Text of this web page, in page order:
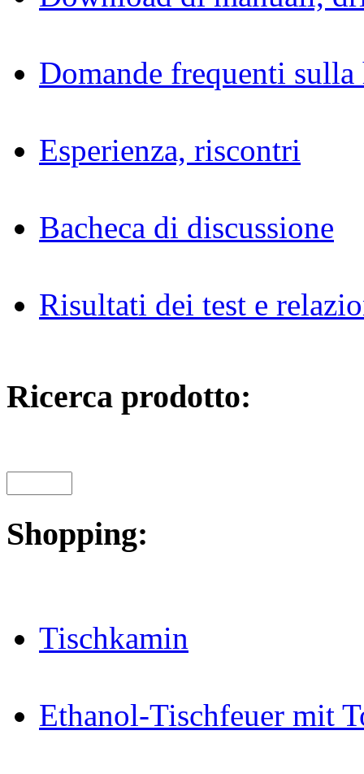
Domande frequenti
Esperienza, riscontri
Bacheca di discussione
Risultati dei test e
Ricerca prodotto:
Shopping:
Tischkamin
Ethanol-Tischfeuer mit